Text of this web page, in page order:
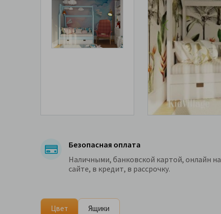
Безопасная оплата
Наличными, банковской картой, онлайн на
сайте, в кредит, в рассрочку.
Цвет Ящики